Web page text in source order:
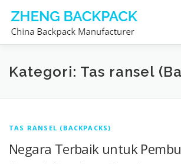
konten
PRODUSEN TAS PUNGGUNG
Kategori: Tas ransel
TAS RANSEL (BACKPACKS)
Negara Terbaik untuk